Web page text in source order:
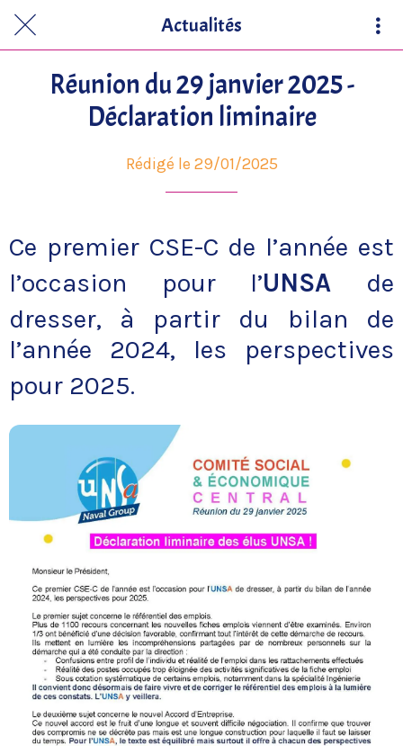
Actualités
Réunion du 29 janvier 2025 -
Déclaration liminaire
Rédigé le 29/01/2025
Ce premier CSE-C de l’année est
l’occasion pour l’UNSA de
dresser, à partir du bilan de
l’année 2024, les perspectives
pour 2025.